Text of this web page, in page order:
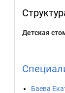
Детская
Баева